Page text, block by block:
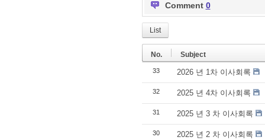
Comment 0
List
No. Subject
33 2026 년 1차 이사회록
32 2025 년 4차 이사회록
31 2025 년 3 차 이사회록
30 2025 년 2 차 이사회록